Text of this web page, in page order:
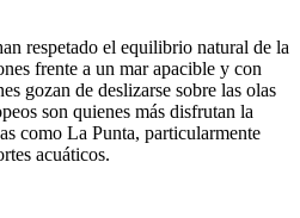
respetado el equilibrio natural de la
frente a un mar apacible y con
gozan de deslizarse sobre las olas
son quienes más disfrutan la
como La Punta, particularmente
acuáticos.